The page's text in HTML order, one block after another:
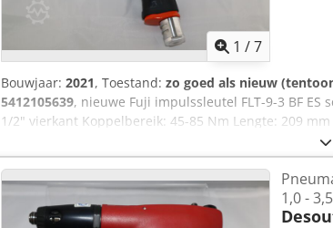
1 /7
Bouwjaar: 2021, Toestand: zo goed als nieuw
5412105639, nieuwe Fuji impulssleutel FLT-9-3 BF
1/2" vierkant Koppelbereik: 45-85 Nm Lengte: 209
gereedschappen voor industriële productie en
1,0 -